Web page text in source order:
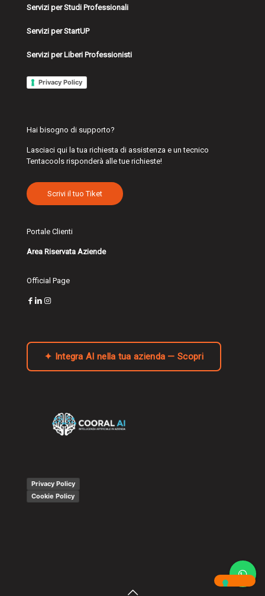
Servizi per Studi Professionali
Servizi per StartUP
Servizi per Liberi Professionisti
Privacy Policy
Hai bisogno di supporto?
Lasciaci qui la tua richiesta di assistenza e un tecnico
Tentacools risponderà alle tue richieste!
Scrivi il tuo Tiket
Portale Clienti
Area Riservata Aziende
Official Page
✦ Integra AI nella tua azienda — Scopri
Privacy Policy
Cookie Policy